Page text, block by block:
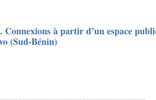
à partir d’un espace
(Sud-Bénin)